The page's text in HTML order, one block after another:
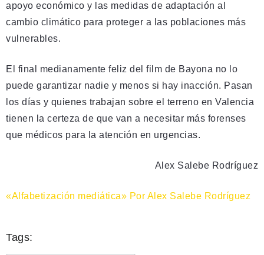
apoyo económico y las medidas de adaptación al
cambio climático para proteger a las poblaciones más
vulnerables.
El final medianamente feliz del film de Bayona no lo
puede garantizar nadie y menos si hay inacción. Pasan
los días y quienes trabajan sobre el terreno en Valencia
tienen la certeza de que van a necesitar más forenses
que médicos para la atención en urgencias.
Alex Salebe Rodríguez
«Alfabetización mediática» Por Alex Salebe Rodríguez
Tags: